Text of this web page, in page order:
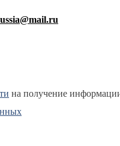
на получение